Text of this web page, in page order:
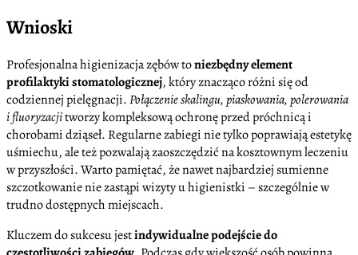
Wnioski
Profesjonalna higienizacja zębów toniezbędny element
profilaktyki stomatologicznej, który znacząco różni się od
codziennej pielęgnacji.Połączenie skalingu, piaskowania, polerowania
i fluoryzacjitworzy kompleksową ochronę przed próchnicą i
chorobami dziąseł. Regularne zabiegi nie tylko poprawiają estetykę
uśmiechu, ale też pozwalają zaoszczędzić na kosztownym leczeniu
w przyszłości. Warto pamiętać, że nawet najbardziej sumienne
szczotkowanie nie zastąpi wizyty u higienistki – szczególnie w
trudno dostępnych miejscach.
Kluczem do sukcesu jestindywidualne podejście do